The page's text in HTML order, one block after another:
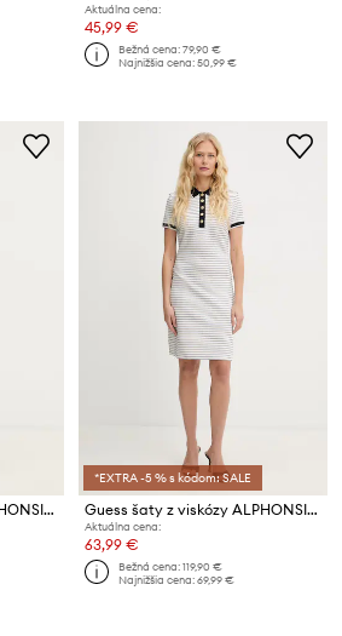
Aktuálna cena:
45,99 €
Bežná cena:79,90 €
Najnižšia cena:50,99 €
Guess šaty z viskózy ALPHONSINE
*EXTRA -5 % s kódom: SALE
Guess šaty z viskózy ALPHONSINE
Aktuálna cena:
63,99 €
Bežná cena:119,90 €
Najnižšia cena:69,99 €